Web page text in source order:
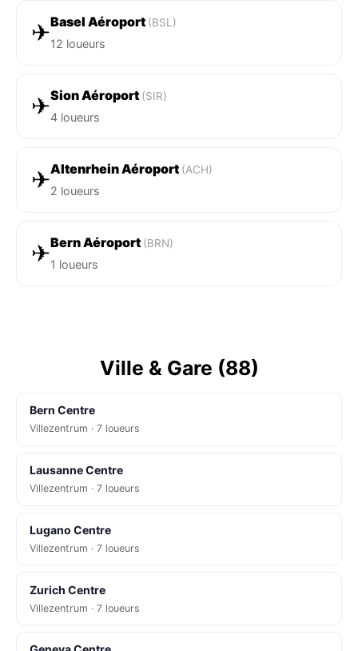
✈Basel Aéroport (BSL)
12 loueurs
✈Sion Aéroport (SIR)
4 loueurs
✈Altenrhein Aéroport (ACH)
2 loueurs
✈Bern Aéroport (BRN)
1 loueurs
Ville & Gare (88)
Bern Centre
Villezentrum · 7 loueurs
Lausanne Centre
Villezentrum · 7 loueurs
Lugano Centre
Villezentrum · 7 loueurs
Zurich Centre
Villezentrum · 7 loueurs